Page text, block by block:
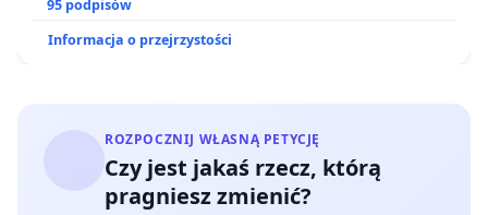
oraz programów profilaktycznych.
95 podpisów
Informacja o przejrzystości
ROZPOCZNIJ WŁASNĄ PETYCJĘ
Czy jest jakaś rzecz, którą
pragniesz zmienić?